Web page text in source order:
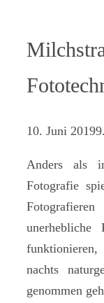
10. Juni 2019
Anders als
Fotografie
nachts
genommen